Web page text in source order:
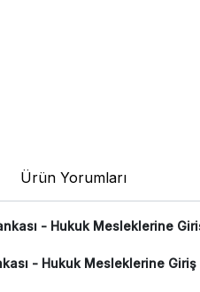
Ürün Yorumları
- Hukuk Mesleklerine Giriş
- Hukuk Mesleklerine Giriş